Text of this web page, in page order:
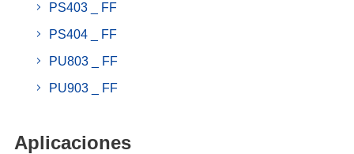
PS403 _ FF
PS404 _ FF
PU803 _ FF
PU903 _ FF
Aplicaciones